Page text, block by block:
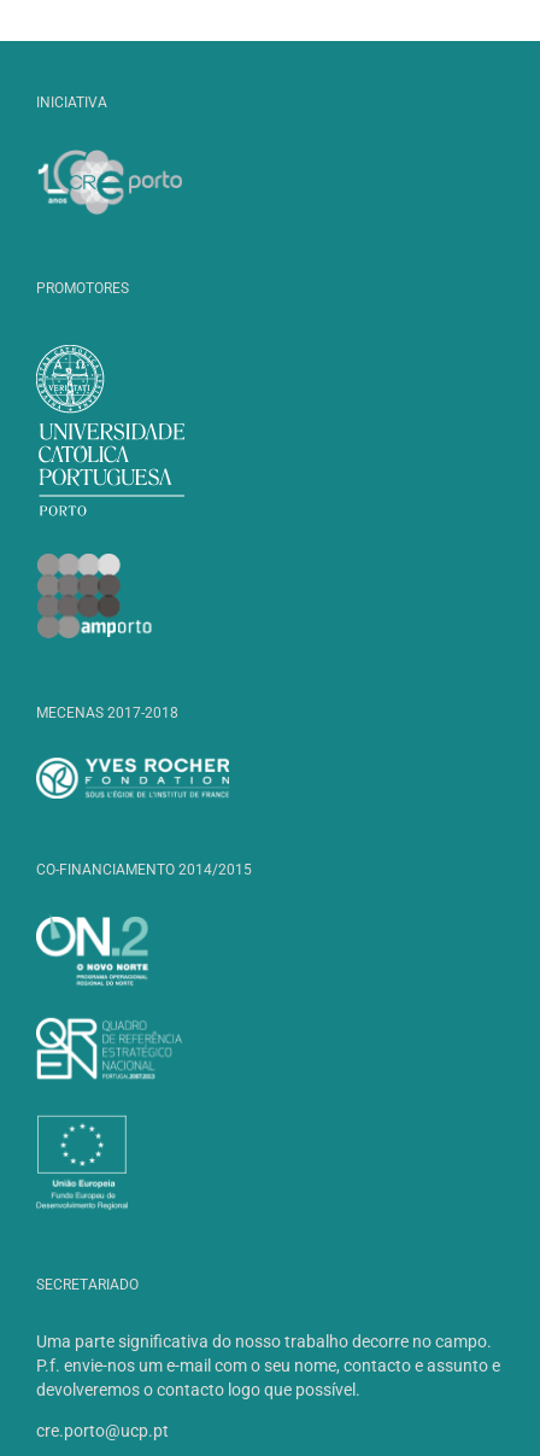
INICIATIVA
PROMOTORES
MECENAS 2017-2018
CO-FINANCIAMENTO 2014/2015
SECRETARIADO
Uma parte significativa do nosso trabalho decorre no campo.
P.f. envie-nos um e-mail com o seu nome, contacto e assunto e
devolveremos o contacto logo que possível.
cre.porto@ucp.pt